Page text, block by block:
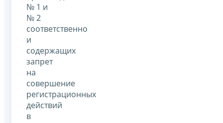
№ 1 и
№ 2
соответственно
и
содержащих
запрет
на
совершение
регистрационных
действий
в